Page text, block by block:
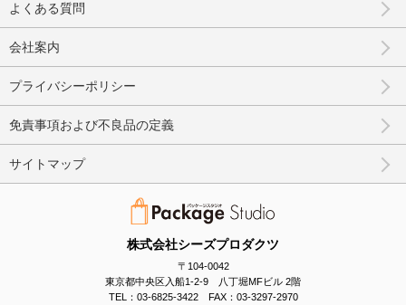
株式会社シーズプロダクツ
〒104-0042
東京都中央区入船1-2-9 八丁堀MFビル 2階
TEL：03-6825-3422 FAX：03-3297-2970
よくある質問
会社案内
プライバシーポリシー
免責事項および不良品の定義
サイトマップ